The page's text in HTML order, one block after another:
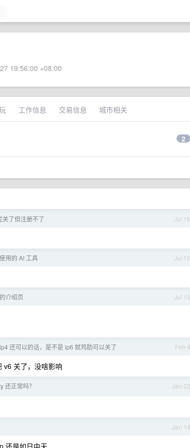
19:56:00 +08:00
工作信息 交易信息 城市相关
2
Jul 15
关了但注册不了
Jul 15
用的 AI 工具
Jul 15
介绍页
Feb 4
还可以的话，是不是 ip6 就鸡肋可以关了
v6 关了，没啥影响
Jan 22
还正常吗？
Jan 14
还是如日中天